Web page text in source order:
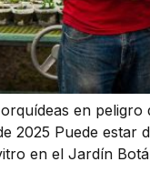
en
2025 Puede
en el Jardín